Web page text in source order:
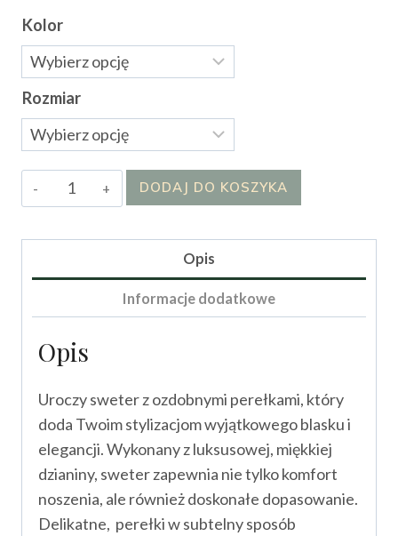
Kolor
Rozmiar
ilość
Sweter
DODAJ DO KOSZYKA
Opis
Informacje dodatkowe
Opis
Uroczy sweter z ozdobnymi perełkami, który
doda Twoim stylizacjom wyjątkowego blasku i
elegancji. Wykonany z luksusowej, miękkiej
dzianiny, sweter zapewnia nie tylko komfort
noszenia, ale również doskonałe dopasowanie.
Delikatne, perełki w subtelny sposób